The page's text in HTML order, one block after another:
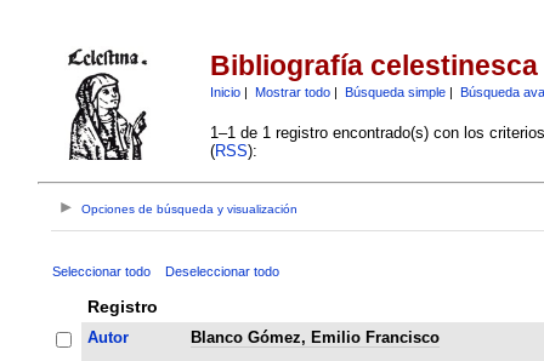
Bibliografía celestinesca
Inicio| Mostrar todo| Búsqueda simple| Búsqueda
1–1 de 1 registro encontrado(s) con los
(RSS):
Opciones de búsqueda y visualización
Seleccionar todo Deseleccionar todo
Registro
Autor
Blanco Gómez, Emilio Francisco